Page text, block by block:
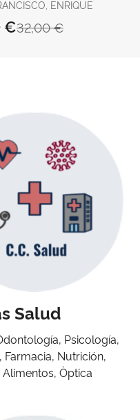
ENRIQUE
32,00 €
€
Salud
Psicología,
Farmacia, Nutrición,
Òptica